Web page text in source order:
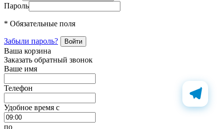
Пароль
* Обязательные поля
Забыли пароль?
Ваша корзина
Заказать обратный звонок
Ваше имя
Телефон
Удобное время c
по